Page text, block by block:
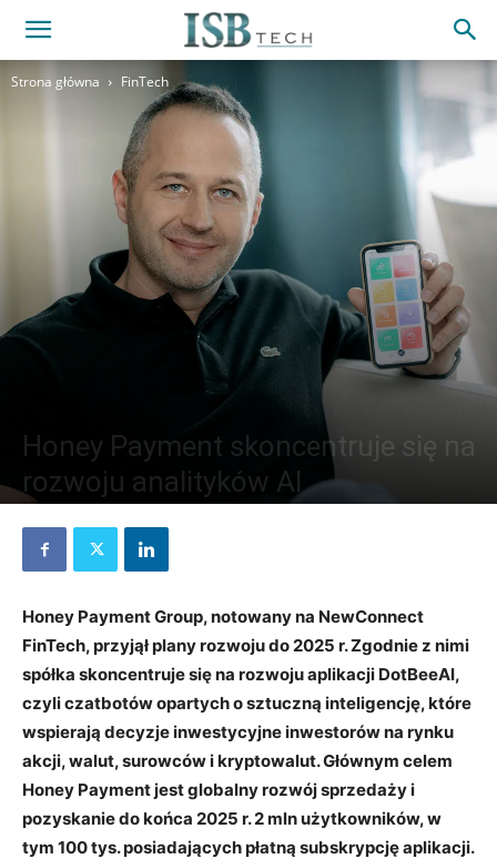
Strona główna FinTech
Honey Payment skoncentruje się na
rozwoju analityków AI
Honey Payment Group, notowany na NewConnect
FinTech, przyjął plany rozwoju do 2025 r. Zgodnie z nimi
spółka skoncentruje się na rozwoju aplikacji DotBeeAI,
czyli czatbotów opartych o sztuczną inteligencję, które
wspierają decyzje inwestycyjne inwestorów na rynku
akcji, walut, surowców i kryptowalut. Głównym celem
Honey Payment jest globalny rozwój sprzedaży i
pozyskanie do końca 2025 r. 2 mln użytkowników, w
tym 100 tys. posiadających płatną subskrypcję aplikacji.